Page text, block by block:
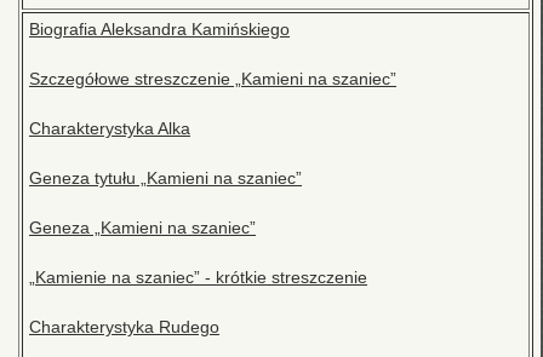
Biografia Aleksandra Kamińskiego
Szczegółowe streszczenie „Kamieni na szaniec”
Charakterystyka Alka
Geneza tytułu „Kamieni na szaniec”
Geneza „Kamieni na szaniec”
„Kamienie na szaniec” - krótkie streszczenie
Charakterystyka Rudego